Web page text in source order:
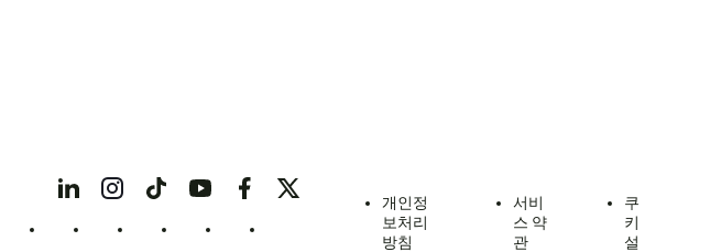
개인정
보처리
방침
서비
스 약
관
쿠
키
설